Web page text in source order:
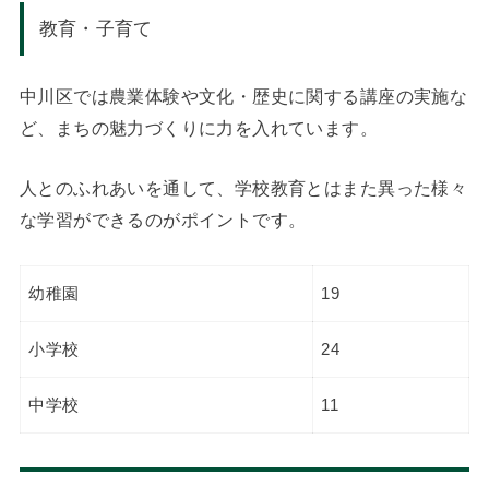
教育・子育て
中川区では農業体験や文化・歴史に関する講座の実施な
ど、まちの魅力づくりに力を入れています。
人とのふれあいを通して、学校教育とはまた異った様々
な学習ができるのがポイントです。
幼稚園 19
小学校 24
中学校 11